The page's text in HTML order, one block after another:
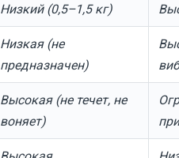
Низкий (0,5–1,5 кг)
Низкая (не
предназначен)
Высокая (не течет, не
воняет)